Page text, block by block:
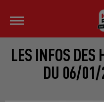
LES INFOS DES
DU 06/